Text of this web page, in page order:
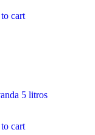
cart
5 litros
cart